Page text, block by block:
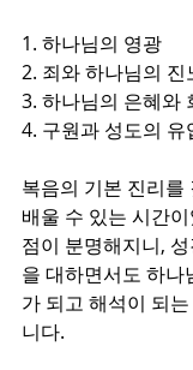
1. 하나님의 영광
2. 죄와 하나님의 진
3. 하나님의 은혜와
4. 구원과 성도의 유
복음의 기본 진리를
배울 수 있는 시간
점이 분명해지니,
을 대하면서도 하나
가 되고 해석이 되
니다.